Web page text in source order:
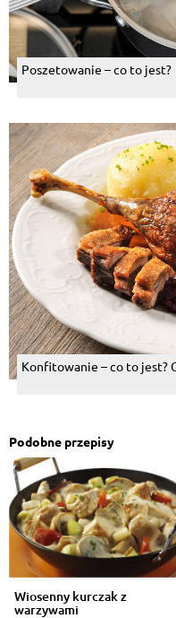
Poszetowanie – co to jest?
Konfitowanie – co to jest?
Podobne przepisy
Wiosenny kurczak z
warzywami